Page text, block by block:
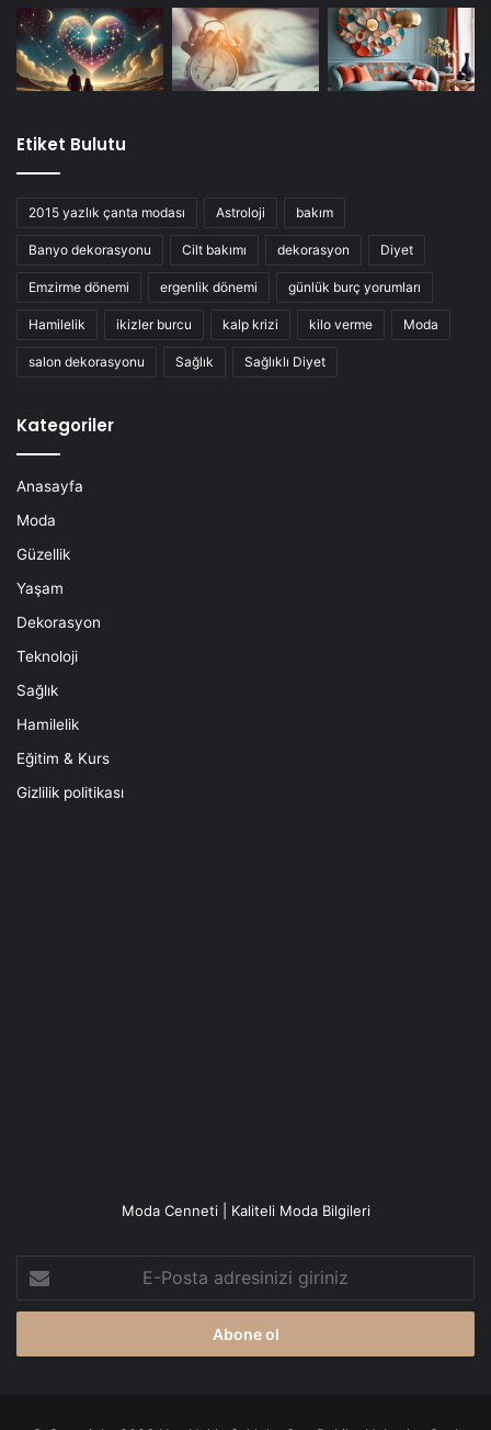
Etiket Bulutu
2015 yazlık çanta modası Astroloji bakım
Banyo dekorasyonu Cilt bakımı dekorasyon Diyet
Emzirme dönemi ergenlik dönemi günlük burç yorumları
Hamilelik ikizler burcu kalp krizi kilo verme Moda
salon dekorasyonu Sağlık Sağlıklı Diyet
Kategoriler
Anasayfa
Moda
Güzellik
Yaşam
Dekorasyon
Teknoloji
Sağlık
Hamilelik
Eğitim & Kurs
Gizlilik politikası
Moda Cenneti | Kaliteli Moda Bilgileri
Posta
adresinizi